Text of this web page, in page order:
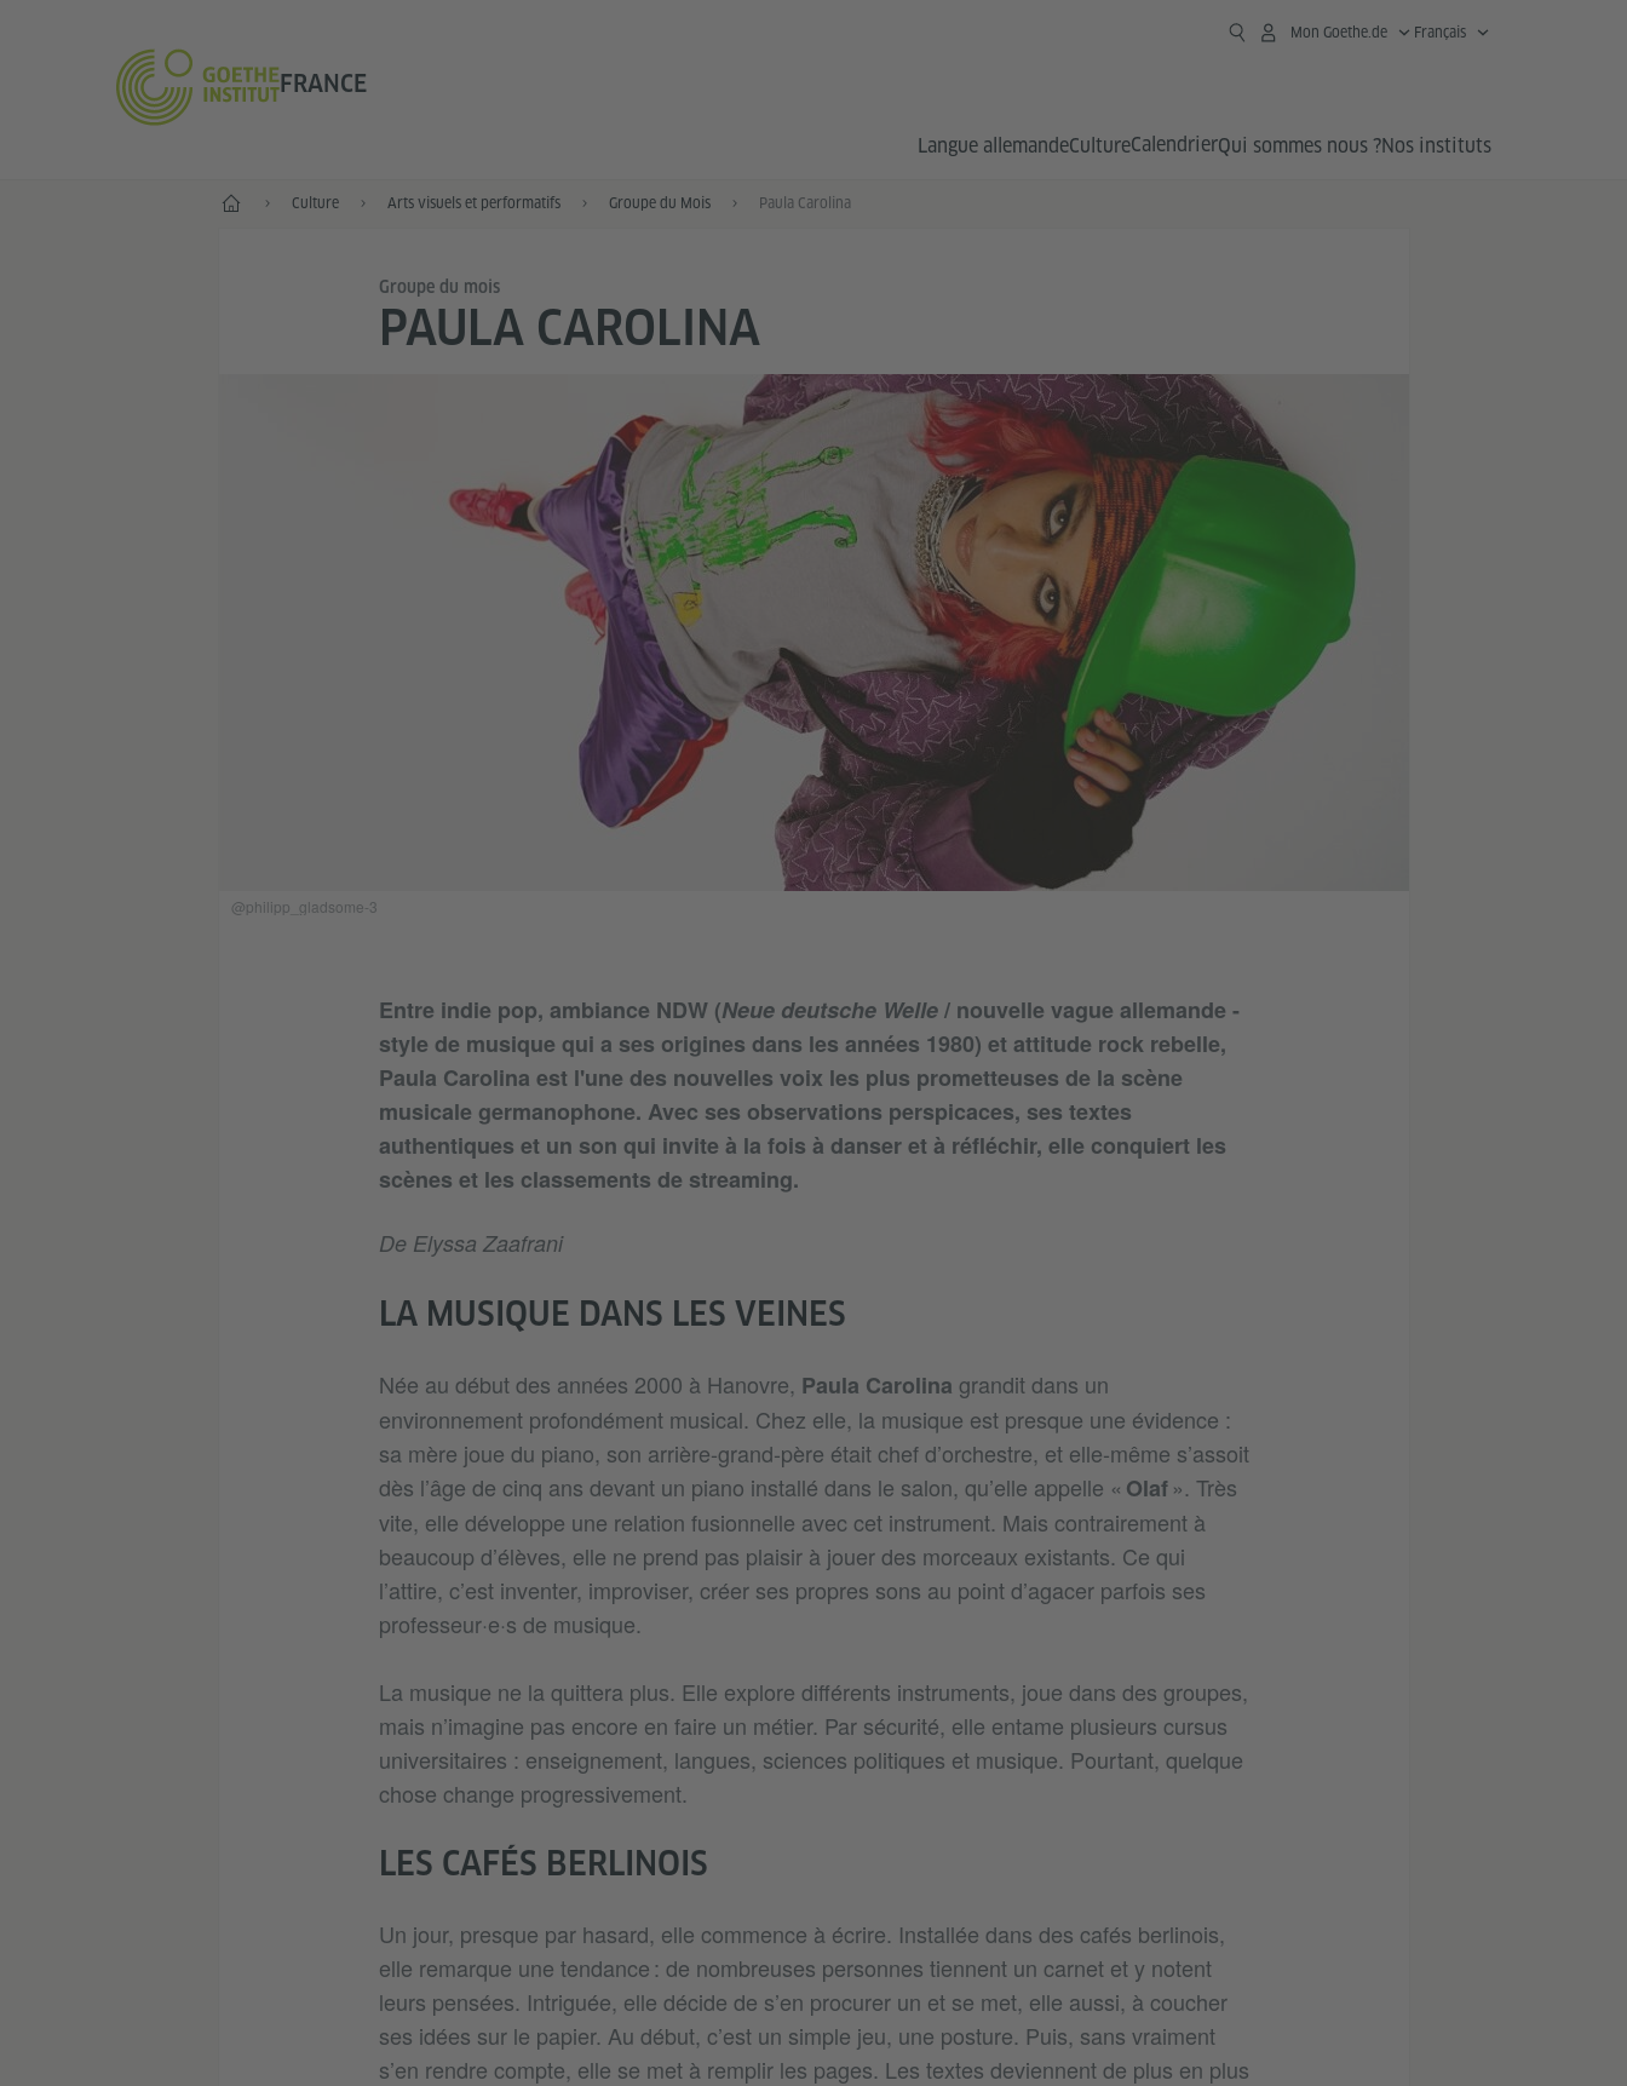
FRANCE
Mon Goethe.de Français
Langue allemandeCultureCalendrierQui sommes nous ?Nos instituts
Accueil Culture Arts visuels et performatifs Groupe du Mois Paula Carolina
Groupe du mois
PAULA CAROLINA
@philipp_gladsome-3
Entre indie pop, ambiance NDW (Neue deutsche Welle/ nouvelle vague allemande -
style de musique qui a ses origines dans les années 1980) et attitude rock rebelle,
Paula Carolina est l'une des nouvelles voix les plus prometteuses de la scène
musicale germanophone. Avec ses observations perspicaces, ses textes
authentiques et un son qui invite à la fois à danser et à réfléchir, elle conquiert les
scènes et les classements de streaming.
De Elyssa Zaafrani
LA MUSIQUE DANS LES VEINES
Née au début des années 2000 à Hanovre, Paula Carolina grandit dans un
environnement profondément musical. Chez elle, la musique est presque une évidence :
sa mère joue du piano, son arrière-grand-père était chef d’orchestre, et elle-même s’assoit
dès l’âge de cinq ans devant un piano installé dans le salon, qu’elle appelle « Olaf». Très
vite, elle développe une relation fusionnelle avec cet instrument. Mais contrairement à
beaucoup d’élèves, elle ne prend pas plaisir à jouer des morceaux existants. Ce qui
l’attire, c’est inventer, improviser, créer ses propres sons au point d’agacer parfois ses
professeur·e·s de musique.
La musique ne la quittera plus. Elle explore différents instruments, joue dans des groupes,
mais n’imagine pas encore en faire un métier. Par sécurité, elle entame plusieurs cursus
universitaires : enseignement, langues, sciences politiques et musique. Pourtant, quelque
chose change progressivement.
LES CAFÉS BERLINOIS
Un jour, presque par hasard, elle commence à écrire. Installée dans des cafés berlinois,
elle remarque une tendance : de nombreuses personnes tiennent un carnet et y notent
leurs pensées. Intriguée, elle décide de s’en procurer un et se met, elle aussi, à coucher
ses idées sur le papier. Au début, c’est un simple jeu, une posture. Puis, sans vraiment
s’en rendre compte, elle se met à remplir les pages. Les textes deviennent de plus en plus